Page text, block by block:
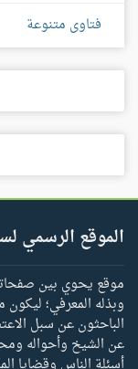
فتاوى متنوعة
الموقع الرسمي
موقع يحوي بين
وبذله المعرفي؛ ليكون
الباحثون عن سبل
عن الشيخ وأحواله